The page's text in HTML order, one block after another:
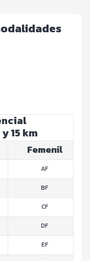
15 km
Femenil
AF
BF
CF
DF
EF